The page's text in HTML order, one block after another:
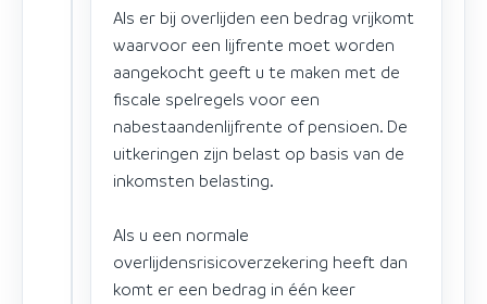
Als er bij overlijden een bedrag vrijkomt
waarvoor een lijfrente moet worden
aangekocht geeft u te maken met de
fiscale spelregels voor een
nabestaandenlijfrente of pensioen. De
uitkeringen zijn belast op basis van de
inkomsten belasting.
Als u een normale
overlijdensrisicoverzekering heeft dan
komt er een bedrag in één keer